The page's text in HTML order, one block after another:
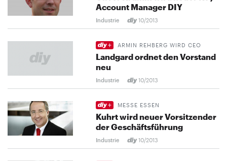
Account Manager DIY
Industrie 10/2013
ARMIN REHBERG WIRD CEO
Landgard ordnet den Vorstand
neu
Industrie 10/2013
MESSE ESSEN
Kuhrt wird neuer Vorsitzender
der Geschäftsführung
Industrie 10/2013